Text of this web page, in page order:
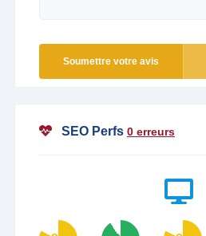
Soumettre votre avis
SEO Perfs 0 erreurs